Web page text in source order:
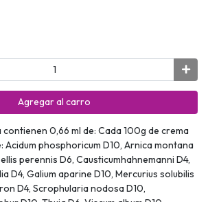
Agregar al carro
0,66 ml de: Cada 100g de crema
Acidum phosphoricum D10, Arnica montana
perennis D6, Causticumhahnemanni D4,
D4, Galium aparine D10, Mercurius solubilis
D4, Scrophularia nodosa D10,